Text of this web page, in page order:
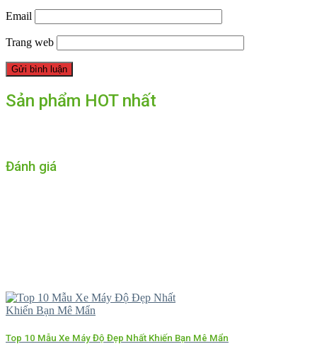
Email
Trang web
Sản phẩm HOT nhất
Đánh giá
Top 10 Mẫu Xe Máy Độ Đẹp Nhất Khiến Bạn Mê Mẩn